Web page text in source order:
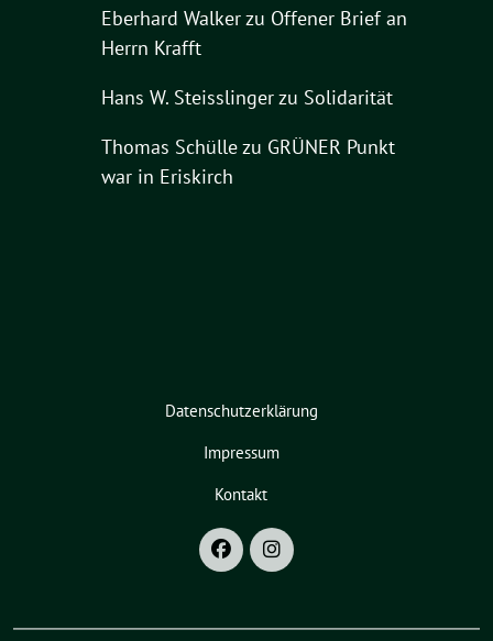
Eberhard Walkerzu Offener Brief an
Herrn Krafft
Hans W. Steisslingerzu Solidarität
Thomas Schüllezu GRÜNER Punkt
war in Eriskirch
Datenschutzerklärung
Impressum
Kontakt